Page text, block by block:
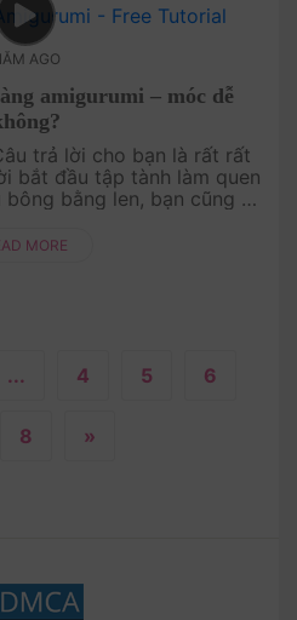
AGO
amigurumi – móc dễ
trả lời cho bạn là rất rất
bắt đầu tập tành làm quen
bằng len, bạn cũng có
MORE
... 4 5 6
8 »